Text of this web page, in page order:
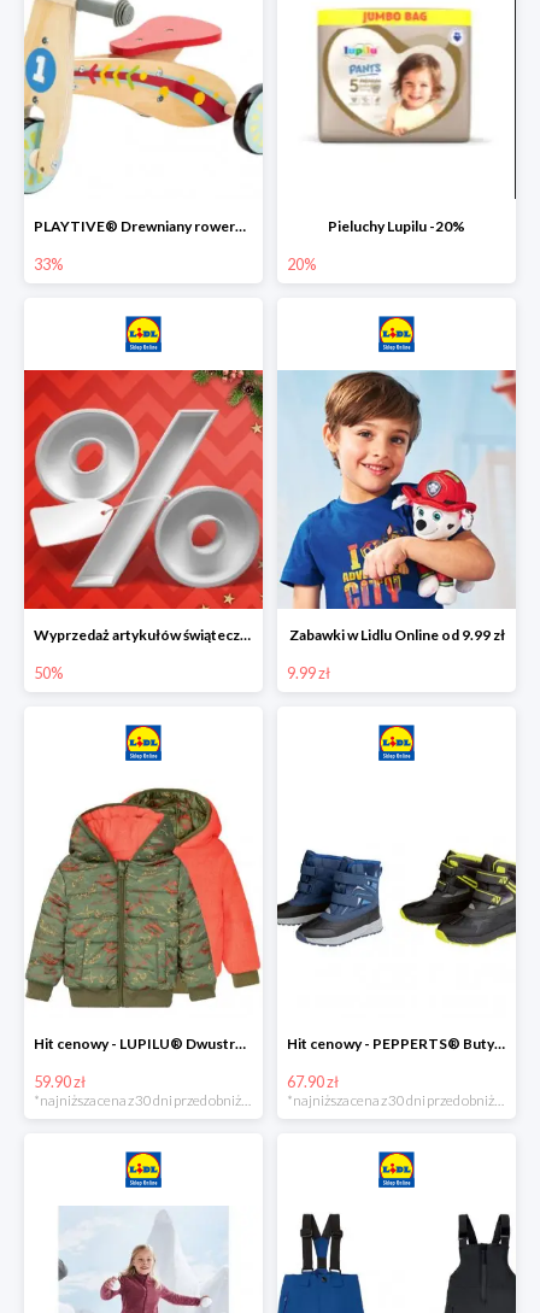
PLAYTIVE® Drewniany rowerek biegowy -33%
33%
Pieluchy Lupilu -20%
20%
Wyprzedaż artykułów świątecznych w Lidlu Online
50%
Zabawki w Lidlu Online od 9.99 zł
9.99 zł
Hit cenowy - LUPILU® Dwustronna kurtka dziecięca z polarem
59.90 zł
*najniższa cena z 30 dni przed obniżką
Hit cenowy - PEPPERTS® Buty zimowe chłopięce
67.90 zł
*najniższa cena z 30 dni przed obniżką